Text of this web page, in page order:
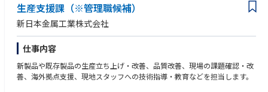
生産支援課（※管理職候補）
新日本金属工業株式会社
仕事内容
新製品や既存製品の生産立ち上げ・改善、品質改善、現場の課題確認・改
善、海外拠点支援、現地スタッフへの技術指導・教育などを担当します。